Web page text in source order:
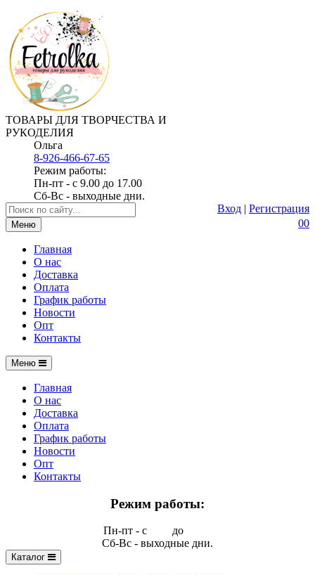
ТОВАРЫ ДЛЯ ТВОРЧЕСТВА И
РУКОДЕЛИЯ
Ольга
8-926-466-67-65
Режим работы:
Пн-пт - с 9.00 до 17.00
Сб-Вс - выходные дни.
Вход | Регистрация
0
0
Меню
Главная
О нас
Доставка
Оплата
График работы
Новости
Опт
Контакты
Меню
Главная
О нас
Доставка
Оплата
График работы
Новости
Опт
Контакты
Режим работы:
Пн-пт - с до
Сб-Вс - выходные дни.
Каталог